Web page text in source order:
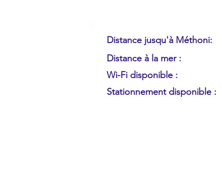
Distance à la mer :
Distance jusqu'à Méthoni:
Wi-Fi disponible :
Stationnement disponible :